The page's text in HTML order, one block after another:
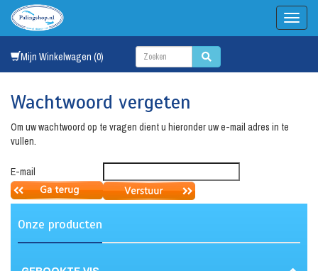
Mijn Winkelwagen (0)
Wachtwoord vergeten
Om uw wachtwoord op te vragen dient u hieronder uw e-mail adres in te
vullen.
E-mail
Onze producten